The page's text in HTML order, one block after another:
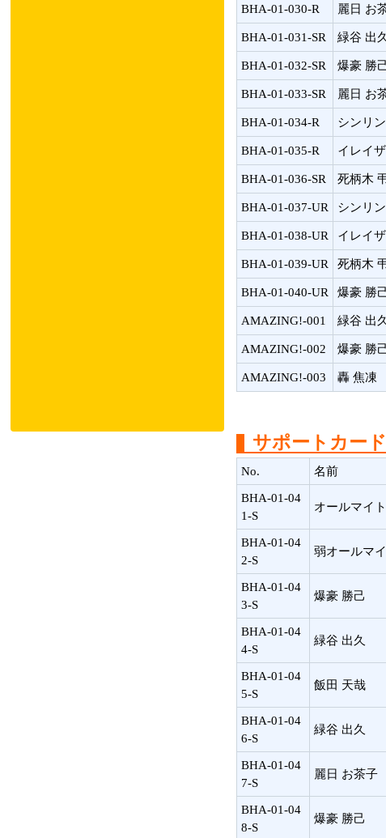
BHA-01-030-R 麗日 お
BHA-01-031-SR 緑谷 出久
BHA-01-032-SR 爆豪 勝
BHA-01-033-SR 麗日 お
BHA-01-034-R シンリ
BHA-01-035-R イレイ
BHA-01-036-SR 死柄木
BHA-01-037-UR シンリ
BHA-01-038-UR イレイ
BHA-01-039-UR 死柄木
BHA-01-040-UR 爆豪 勝
AMAZING!-001 緑谷 出久
AMAZING!-002 爆豪 勝
AMAZING!-003 轟 焦凍
サポートカード
No. 名前
BHA-01-04
1-S
オールマイト
BHA-01-04
2-S
弱オールマ
BHA-01-04
3-S
爆豪 勝己
BHA-01-04
4-S
緑谷 出久
BHA-01-04
5-S
飯田 天哉
BHA-01-04
6-S
緑谷 出久
BHA-01-04
7-S
麗日 お茶子
BHA-01-04
8-S
爆豪 勝己